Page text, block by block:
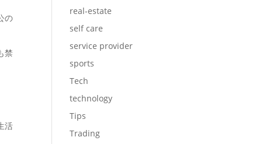
の
禁
活
real-estate
self care
service provider
sports
Tech
technology
Tips
Trading